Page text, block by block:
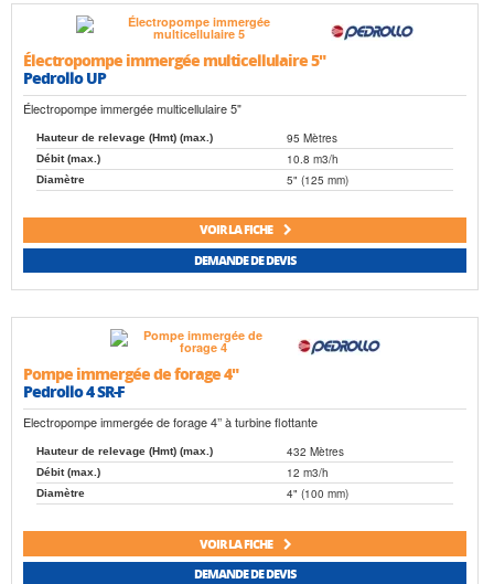
Électropompe immergée multicellulaire 5"
Pedrollo UP
Électropompe immergée multicellulaire 5"
Hauteur de relevage (Hmt) (max.) 95 Mètres
Débit (max.) 10.8 m3/h
Diamètre 5" (125 mm)
VOIR LA FICHE
DEMANDE DE DEVIS
Pompe immergée de forage 4"
Pedrollo 4 SR-F
Electropompe immergée de forage 4’’ à turbine flottante
Hauteur de relevage (Hmt) (max.) 432 Mètres
Débit (max.) 12 m3/h
Diamètre 4" (100 mm)
VOIR LA FICHE
DEMANDE DE DEVIS